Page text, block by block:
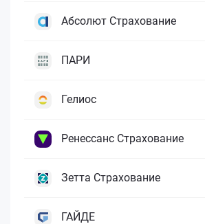
Абсолют Страхование
ПАРИ
Гелиос
Ренессанс Страхование
Зетта Страхование
ГАЙДЕ